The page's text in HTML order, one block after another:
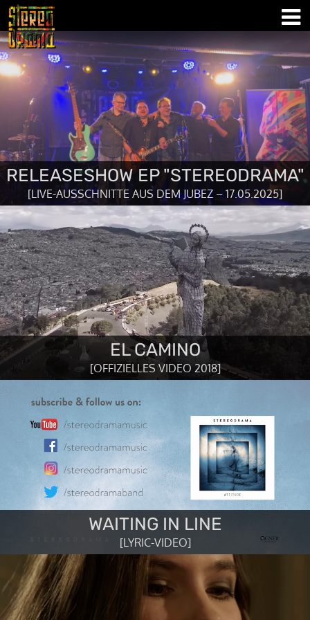
RELEASESHOW EP "STEREODRAMA"
[LIVE-AUSSCHNITTE AUS DEM JUBEZ – 17.05.2025]
EL CAMINO
[OFFIZIELLES VIDEO 2018]
WAITING IN LINE
[LYRIC-VIDEO]